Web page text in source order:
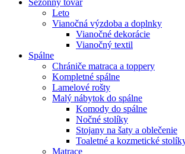
Leto
Vianočná výzdoba a doplnky
Vianočné dekorácie
Vianočný textil
Spálne
Chrániče matraca a toppery
Kompletné spálne
Lamelové rošty
Malý nábytok do spálne
Komody do spálne
Nočné stolíky
Stojany na šaty a oblečenie
Toaletné a kozmetické
Matrace